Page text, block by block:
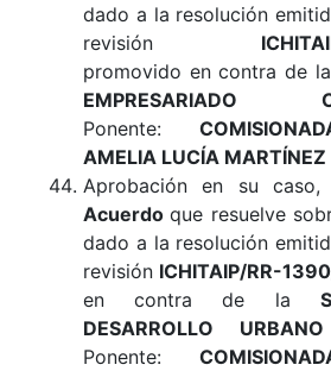
dado a la resolución
revisión ICHITAIP/
promovido en contra de la
EMPRESARIADO
Ponente:
AMELIA LUCÍA MARTÍNEZ
Aprobación en su
Acuerdoque resuelve
dado a la resolución
revisión ICHITAIP/RR-
en contra de la
DESARROLLO
Ponente: